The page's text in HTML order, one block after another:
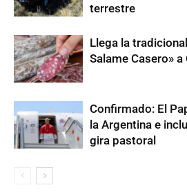
terrestre
Llega la
Salame Casero»
Confirmado: El
la Argentina e
gira pastoral